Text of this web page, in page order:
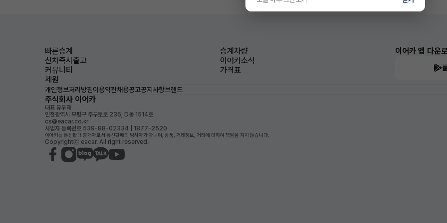
빠른승계
승계차량
신차즉시출고
이어카소식
커뮤니티
가격표
제원
이어카 앱 다운
개인정보처리방침이용약관채용공고공지사항브랜드
주식회사 이어카
대표 유우재
인천광역시 부평구 주부토로 236, D동 1514호
cs@eacar.co.kr
사업자 등록번호 539-88-02334 | 1877-2520
이어카는 통신판매 중개자로서 통신판매의 당사자가 아니며, 상품, 거래정보, 거래에 대하여 책임을 지지 않습니다.
Copyrightⓒ eacar. All right reserved.